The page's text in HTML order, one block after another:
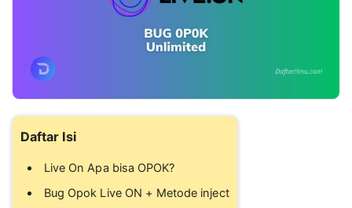
Daftar Isi
Live On Apa bisa OPOK?
Bug Opok Live ON + Metode inject